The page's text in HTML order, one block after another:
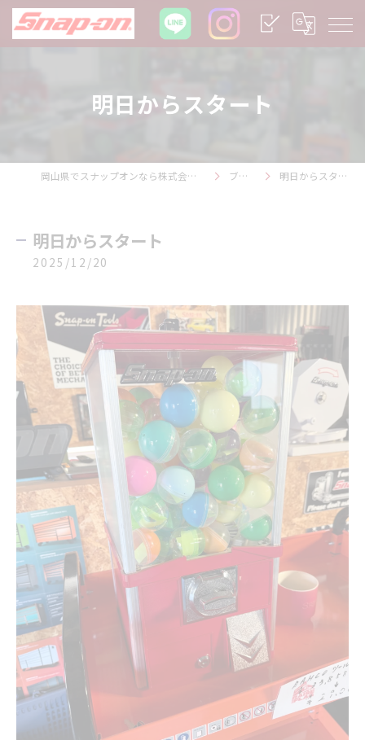
明日からスタート
岡山県でスナップオンなら株式会社１ＬＴ ブログ 明日からスタート
明日からスタート
2025/12/20